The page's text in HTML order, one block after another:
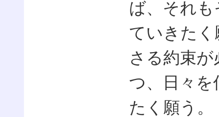
ば、それ
ていきた
さる約束
つ、日々
たく願う。